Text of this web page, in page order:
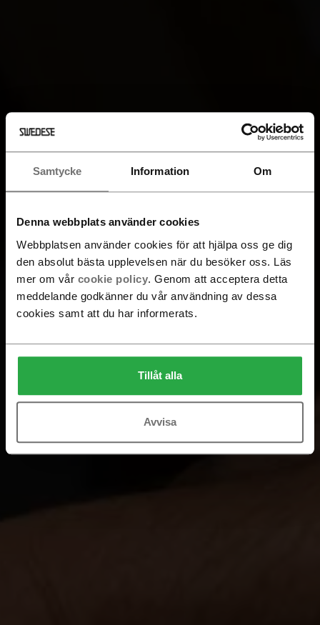
Samtycke Information Om
Denna webbplats använder cookies
Webbplatsen använder cookies för att hjälpa oss ge dig
den absolut bästa upplevelsen när du besöker oss. Läs
mer om vår cookie policy. Genom att acceptera detta
meddelande godkänner du vår användning av dessa
cookies samt att du har informerats.
Tillåt alla
Avvisa